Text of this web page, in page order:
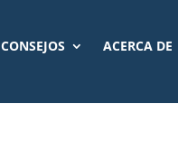
CONSEJOS ACERCA DE